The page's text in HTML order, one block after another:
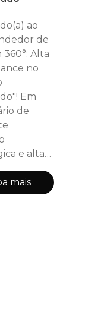
ao
de
360°: Alta
no
Em
de
e alta
o
mais